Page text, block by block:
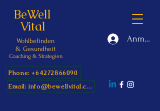
BeWell
Vital
Wohlbefinden
& Gesundheit
Coaching & Strategien
Phone: +64272866090
Email: info@bewellvital.com
Anmelden